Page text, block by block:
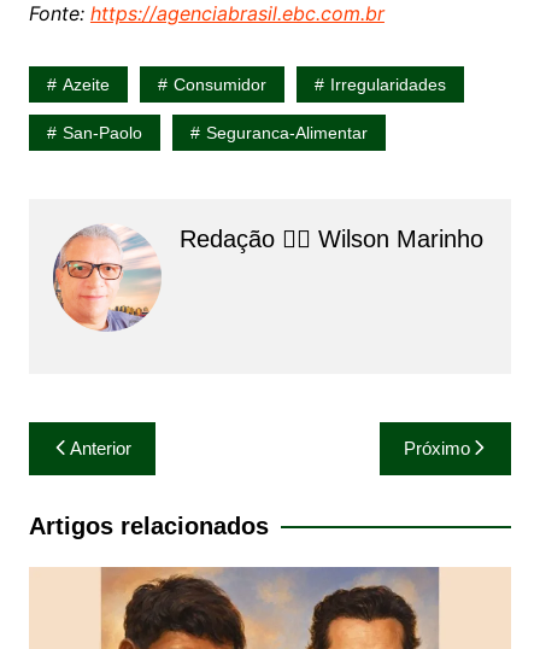
Fonte: https://agenciabrasil.ebc.com.br
Azeite Consumidor Irregularidades
San-Paolo Seguranca-Alimentar
Redação 👨‍⚖️​ Wilson Marinho
Navegação
de
Post
Anterior Próximo
Artigos relacionados